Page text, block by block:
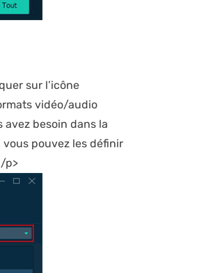
sur l’icône
vidéo/audio
besoin dans la
pouvez les définir
p>